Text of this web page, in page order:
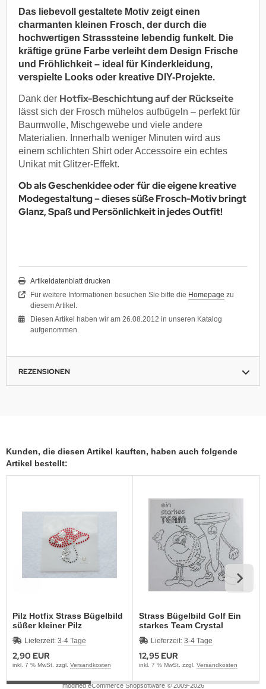
Das liebevoll gestaltete Motiv zeigt einen
charmanten kleinen Frosch, der durch die
hochwertigen Strasssteine lebendig funkelt. Die
kräftige grüne Farbe verleiht dem Design Frische
und Fröhlichkeit – ideal für Kinderkleidung,
verspielte Looks oder kreative DIY-Projekte.
Dank der Hotfix-Beschichtung auf der Rückseite
lässt sich der Frosch mühelos aufbügeln – perfekt für
Baumwolle, Mischgewebe und viele andere
Materialien. Innerhalb weniger Minuten wird aus
einem schlichten Shirt oder Accessoire ein echtes
Unikat mit Glitzer-Effekt.
Ob als Geschenkidee oder für die eigene kreative
Modegestaltung – dieses süße Frosch-Motiv bringt
Glanz, Spaß und Persönlichkeit in jedes Outfit!
Artikeldatenblatt drucken
Für weitere Informationen besuchen Sie bitte die Homepage zu
diesem Artikel.
Diesen Artikel haben wir am 26.08.2012 in unseren Katalog
aufgenommen.
REZENSIONEN
Kunden, die diesen Artikel kauften, haben auch folgende
Artikel bestellt:
Pilz Hotfix Strass Bügelbild
süßer kleiner Pilz
Fliegenpilz 120217
Lieferzeit: 3-4 Tage
2,90 EUR
inkl. 7 % MwSt. zzgl. Versandkosten
Strass Bügelbild Golf Ein
starkes Team Crystal
190101 Applikation Hotfix
Strassmotiv
Lieferzeit: 3-4 Tage
12,95 EUR
inkl. 7 % MwSt. zzgl. Versandkosten
modified eCommerce Shopsoftware © 2009-2026